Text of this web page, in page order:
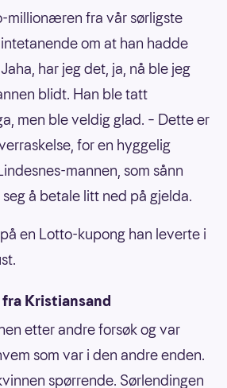
millionæren fra vår sørligste
om at han hadde
har jeg det, ja, nå ble jeg
blidt. Han ble tatt
men ble veldig glad. – Dette er
for en hyggelig
mannen, som sånn
å betale litt ned på gjelda.
en Lotto-kupong han leverte i
Kristiansand
etter andre forsøk og var
som var i den andre enden.
spørrende. Sørlendingen